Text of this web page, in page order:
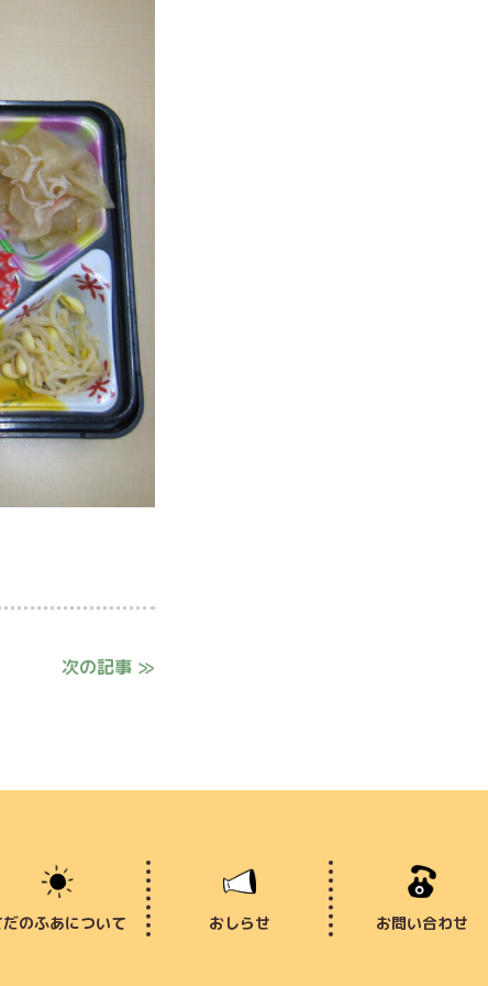
次の記事 ≫
だのふあについて おしらせ お問い合わせ